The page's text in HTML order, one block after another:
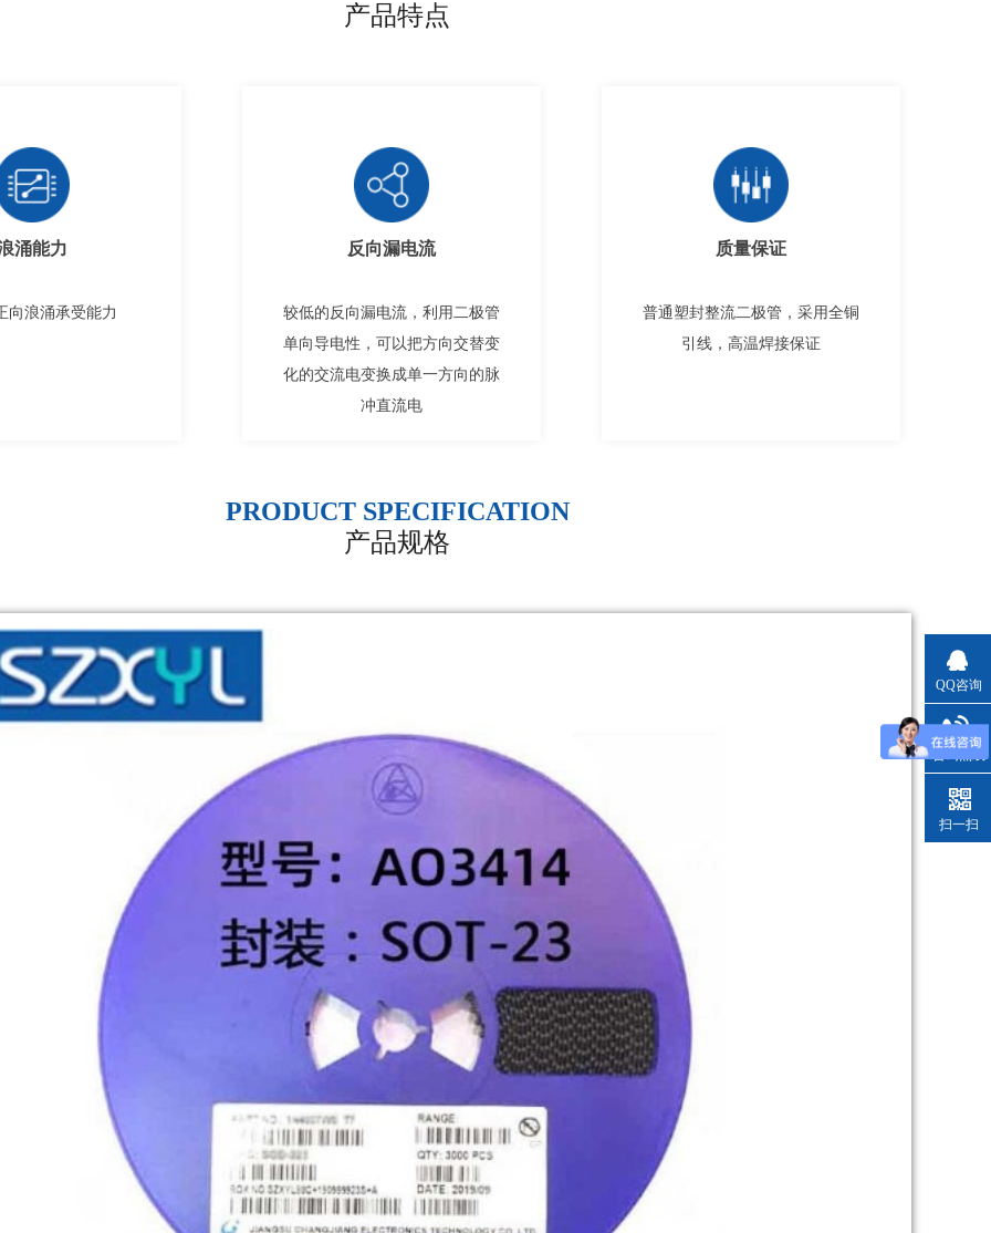
产品特点
涌能力
向浪涌承受能力
反向漏电流
较低的反向漏电流，利用二极管
单向导电性，可以把方向交替变
化的交流电变换成单一方向的脉
冲直流电
质量保证
普通塑封整流二极管，采用全铜
引线，高温焊接保证
PRODUCT SPECIFICATION
产品规格
QQ咨询
扫一扫